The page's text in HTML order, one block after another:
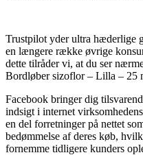
Trustpilot yder ultra hæderlige
en længere række øvrige
dette tilråder vi, at du ser
Bordløber sizoflor – Lilla – 25
Facebook bringer dig
indsigt i internet
en del forretninger på nettet
bedømmelse af deres køb,
fornemme tidligere kunders